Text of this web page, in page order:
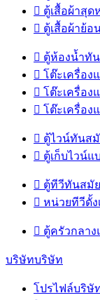
 ตู้เสื้อผ้าสุด
 ตู้เสื้อผ้าย้อ
 ตู้ห้องน้ำทั
 โต๊ะเครื่อง
 โต๊ะเครื่อง
 โต๊ะเครื่อง
 ตู้ไวน์ทันส
 ตู้เก็บไวน์แ
 ตู้ทีวีทันสมัย
 หน่วยทีวีดั้ง
 ตู้ครัวกลา
บริษัทบริษัท
โปรไฟล์บริษั